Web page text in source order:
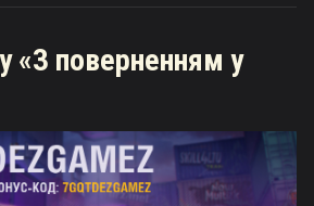
«З поверненням у